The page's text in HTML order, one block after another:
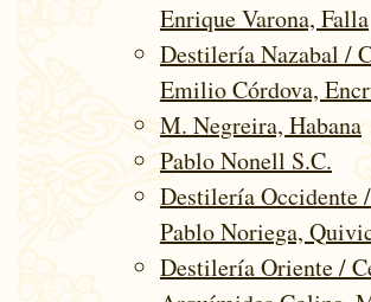
Enrique Varona, Falla
Destilería Nazabal /
Emilio Córdova,
M. Negreira, Habana
Pablo Nonell S.C.
Destilería Occidente
Pablo Noriega,
Destilería Oriente /